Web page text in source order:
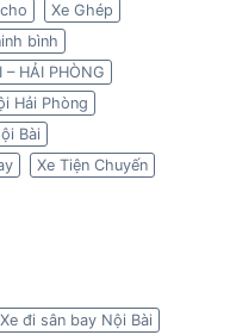
Xe Ghép
bình
HẢI PHÒNG
Hải Phòng
Bài
Xe Tiện Chuyến
Xe đi sân bay Nội Bài